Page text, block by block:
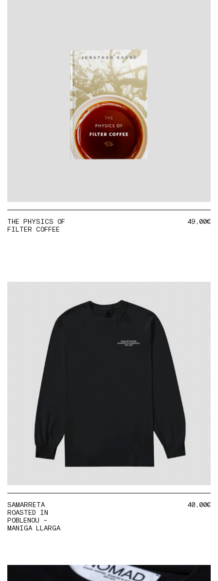
THE PHYSICS OF
FILTER COFFEE
49,00€
SAMARRETA
ROASTED IN
POBLENOU -
MANIGA LLARGA
40,00€